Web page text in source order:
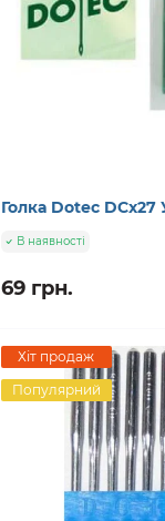
Голка Dotec DCx27
В наявності
69 грн.
Хіт продаж
Популярний